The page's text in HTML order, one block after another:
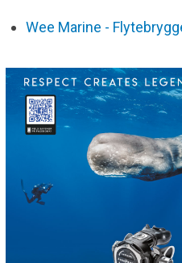
Wee Marine -